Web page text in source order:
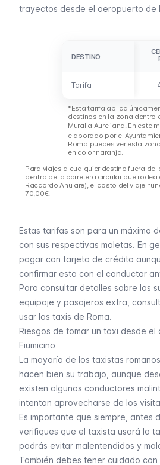
trayectos desde el aeropuerto de
DESTINO
Tarifa
DESTINO
Tarifa
*Esta tarifa aplica
destinos en la zona dentro
Muralla Aureliana. En este
elaborado por el
Roma puedes ver esta
en color naranja.
Para viajes a cualquier destino fuera de
dentro de la carretera circular que rodea
Raccordo Anulare), el costo del viaje
70,00€.
Estas tarifas son para un máximo
con sus respectivas maletas. En
pagar con tarjeta de crédito
confirmar esto con el conductor
Para consultar detalles sobre los
equipaje y pasajeros extra,
usar los taxis de Roma.
Riesgos de tomar un taxi desde
Fiumicino
La mayoría de los taxistas
hacen bien su trabajo, aunque
existen algunos conductores
intentan aprovecharse de los
Es importante que siempre, antes
verifiques que el taxista usará la
podrás evitar malentendidos y
También debes tener cuidado con